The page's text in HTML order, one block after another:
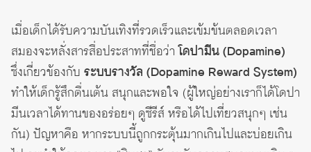
เมื่อเด็กได้รับความบันเทิงที่รวดเร็วและเข้มข้นตลอดเวลา
สมองจะหลั่งสารสื่อประสาทที่ชื่อว่าโดปามีน (Dopamine)
ซึ่งเกี่ยวข้องกับ ระบบรางวัล (Dopamine Reward System)
ทำให้เด็กรู้สึกตื่นเต้น สนุกและพอใจ (ผู้ใหญ่อย่างเราก็ได้โดปา
มีนเวลาได้ทานของอร่อยๆ ดูซีรีส์ หรือได้ไปเที่ยวสนุกๆ เช่น
กัน) ปัญหาคือ หากระบบนี้ถูกกระตุ้นมากเกินไปและบ่อยเกิน